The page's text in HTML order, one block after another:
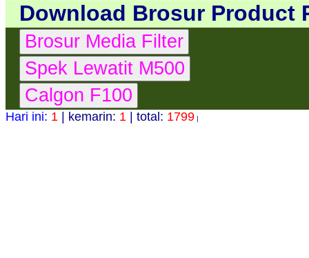
Download Brosur Product
Hari ini: 1 | kemarin: 1 | total: 1799 |